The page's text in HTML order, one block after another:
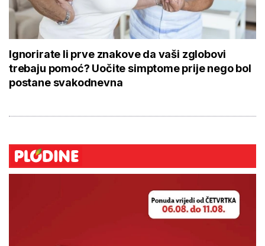
Ignorirate li prve znakove da vaši zglobovi
trebaju pomoć? Uočite simptome prije nego bol
postane svakodnevna